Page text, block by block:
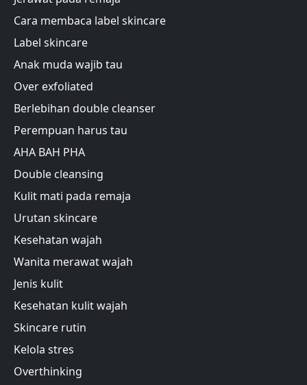
Cara membaca label skincare
Label skincare
Anak muda wajib tau
Over exfoliated
Berlebihan double cleanser
Perempuan harus tau
AHA BAH PHA
Double cleansing
Kulit mati pada remaja
Urutan skincare
Kesehatan wajah
Wanita merawat wajah
Jenis kulit
Kesehatan kulit wajah
Skincare rutin
Kelola stres
Overthinking